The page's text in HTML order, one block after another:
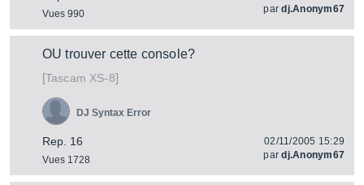
Vues 990
pardj.Anonym67
OU trouver cette console?
[Tascam XS-8]
Rep. 16
Vues 1728
DJ Syntax Error
02/11/2005 15:29
pardj.Anonym67